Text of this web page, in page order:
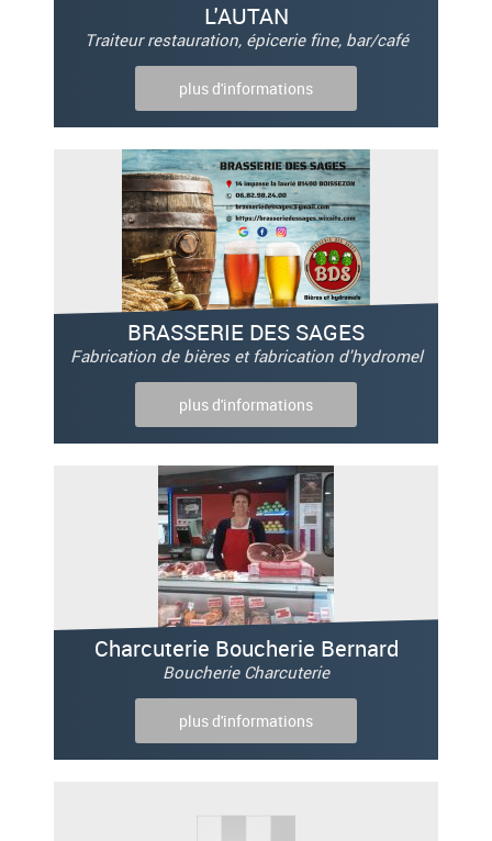
L'AUTAN
Traiteur restauration, épicerie fine, bar/café
plus d'informations
BRASSERIE DES SAGES
Fabrication de bières et fabrication d'hydromel
plus d'informations
Charcuterie Boucherie Bernard
Boucherie Charcuterie
plus d'informations